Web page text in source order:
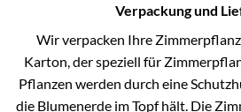
Verpackung und
Wir verpacken Ihre
Karton, der speziell für
Pflanzen werden durch eine
die Blumenerde im Topf hält. Die